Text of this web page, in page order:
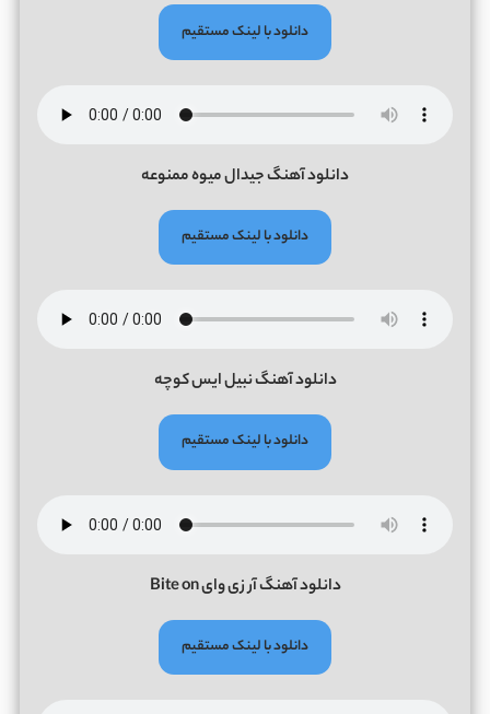
دانلود با لینک مستقیم
دانلود آهنگ جیدال میوه ممنوعه
دانلود با لینک مستقیم
دانلود آهنگ نبیل ایس کوچه
دانلود با لینک مستقیم
دانلود آهنگ آر زی وای Bite on
دانلود با لینک مستقیم